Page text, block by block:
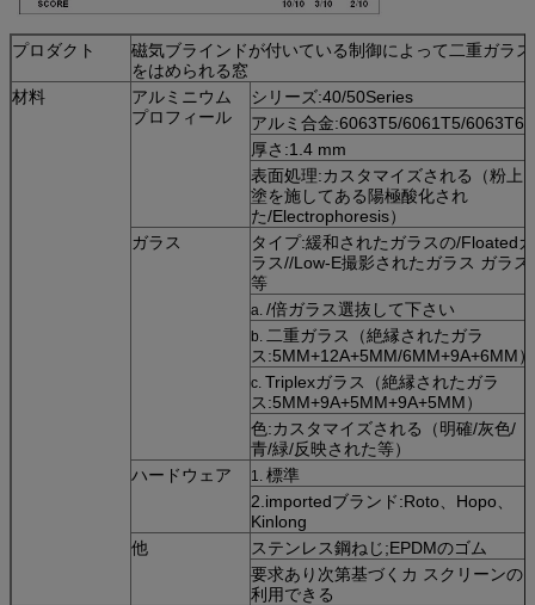
プロダクト
磁気ブラインドが付いている制御によって二重ガラス
をはめられる窓
材料
アルミニウム
プロフィール
シリーズ:40/50Series
アルミ合金:6063T5/6061T5/6063T6
厚さ:1.4 mm
表面処理:カスタマイズされる（粉上
塗を施してある陽極酸化され
た/Electrophoresis）
ガラス
タイプ:緩和されたガラスの/Floatedガ
ラス//Low-E撮影されたガラス ガラス
等
a. /倍ガラス選抜して下さい
b.
二重ガラス（絶縁されたガラ
ス:5MM+12A+5MM/6MM+9A+6MM）
c. Triplexガラス（絶縁されたガラ
ス:5MM+9A+5MM+9A+5MM）
色:カスタマイズされる（明確/灰色/
青/緑/反映された等）
ハードウェア
1. 標準
2.importedブランド:Roto、Hopo、
Kinlong
他
ステンレス鋼ねじ;EPDMのゴム
要求あり次第基づくカ スクリーンの
利用できる